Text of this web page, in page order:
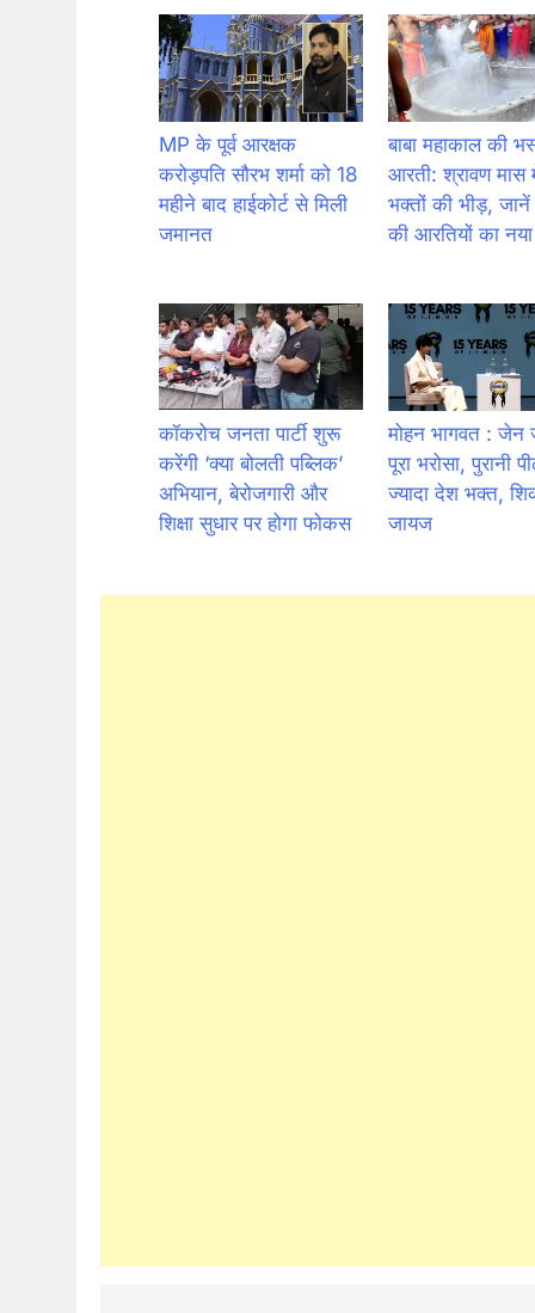
MP के पूर्व आरक्षक
करोड़पति सौरभ शर्मा को 18
महीने बाद हाईकोर्ट से मिली
जमानत
बाबा महाकाल की
आरती: श्रावण मास
भक्तों की भीड़, जानें
की आरतियों का
कॉकरोच जनता पार्टी शुरू
करेंगी ‘क्या बोलती पब्लिक’
अभियान, बेरोजगारी और
शिक्षा सुधार पर होगा फोकस
मोहन भागवत : जेन
पूरा भरोसा, पुरानी
ज्यादा देश भक्त,
जायज